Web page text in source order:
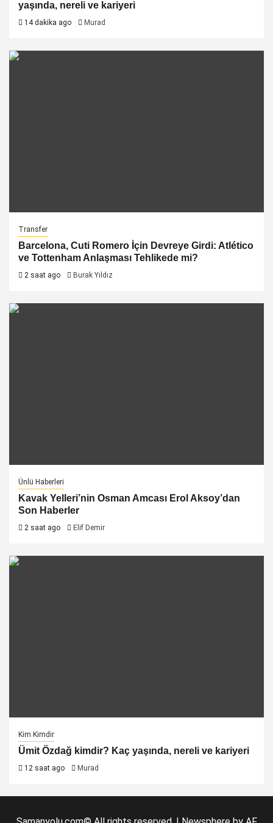
yaşında, nereli ve kariyeri
14 dakika ago Murad
Transfer
Barcelona, Cuti Romero İçin Devreye Girdi: Atlético
ve Tottenham Anlaşması Tehlikede mi?
2 saat ago Burak Yıldız
Ünlü Haberleri
Kavak Yelleri’nin Osman Amcası Erol Aksoy’dan
Son Haberler
2 saat ago Elif Demir
Kim Kimdir
Ümit Özdağ kimdir? Kaç yaşında, nereli ve kariyeri
12 saat ago Murad